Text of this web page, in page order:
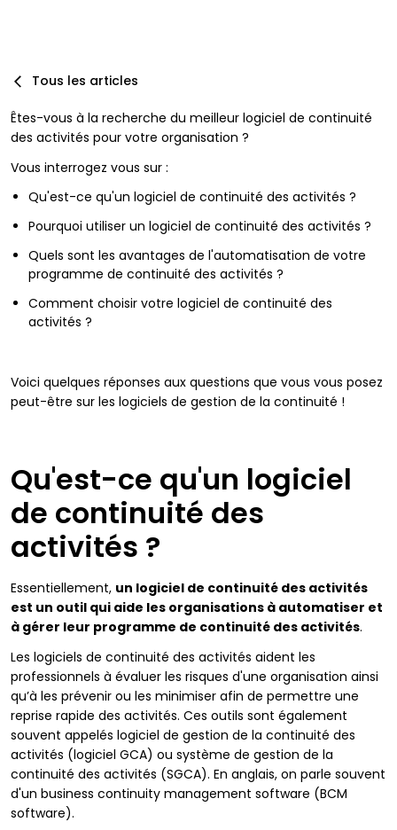
Tous les articles
Êtes-vous à la recherche du meilleur logiciel de continuité
des activités pour votre organisation ?
Vous interrogez vous sur :
Qu'est-ce qu'un logiciel de continuité des activités ?
Pourquoi utiliser un logiciel de continuité des activités ?
Quels sont les avantages de l'automatisation de votre
programme de continuité des activités ?
Comment choisir votre logiciel de continuité des
activités ?
Voici quelques réponses aux questions que vous vous posez
peut-être sur les logiciels de gestion de la continuité !
Qu'est-ce qu'un logiciel
de continuité des
activités ?
Essentiellement, un logiciel de continuité des activités
est un outil qui aide les organisations à automatiser et
à gérer leur programme de continuité des activités.
Les logiciels de continuité des activités aident les
professionnels à évaluer les risques d'une organisation ainsi
qu’à les prévenir ou les minimiser afin de permettre une
reprise rapide des activités. Ces outils sont également
souvent appelés logiciel de gestion de la continuité des
activités (logiciel GCA) ou système de gestion de la
continuité des activités (SGCA). En anglais, on parle souvent
d'un business continuity management software (BCM
software).